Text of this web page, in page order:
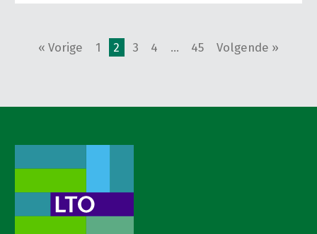
« Vorige 1 2 3 4 … 45 Volgende »